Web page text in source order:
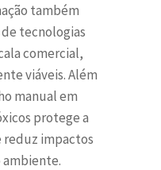
também
tecnologias
comercial,
viáveis. Além
manual em
protege a
reduz impactos
ambiente.